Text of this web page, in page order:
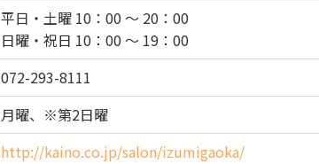
平日・土曜 10：00 ～ 20：00
日曜・祝日 10：00 ～ 19：00
072-293-8111
月曜、※第2日曜
http://kaino.co.jp/salon/izumigaoka/